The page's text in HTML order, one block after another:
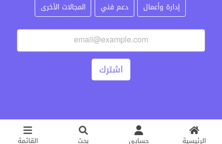
الرئيسية حسابي بحث القائمة
إدارة وأعمال
دعم فني المجالات الأخرى
اشترك